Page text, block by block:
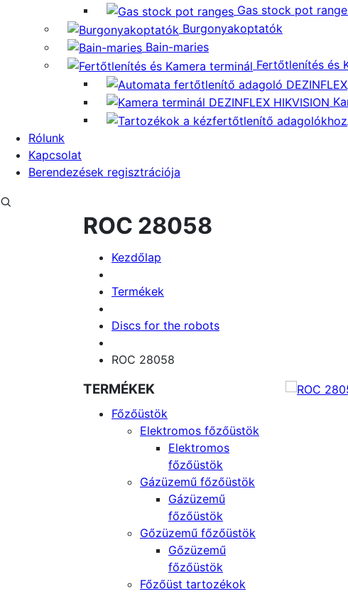
Gas stock pot
Burgonyakoptatók
Bain-maries
Fertőtlenítés és
Rólunk
Kapcsolat
Berendezések regisztrációja
ROC 28058
Kezdőlap
Termékek
Discs for the robots
ROC 28058
TERMÉKEK
Főzőüstök
Elektromos főzőüstök
Elektromos
főzőüstök
Gázüzemű főzőüstök
Gázüzemű
főzőüstök
Gőzüzemű főzőüstök
Gőzüzemű
főzőüstök
Főzőüst tartozékok